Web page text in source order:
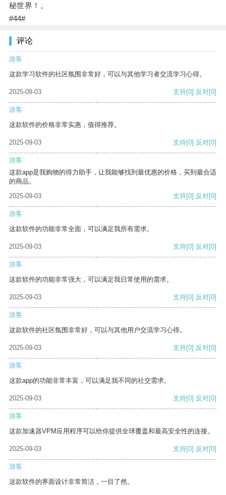
秘世界！。
#44#
评论
游客
这款学习软件的社区氛围非常好，可以与其他学习者交流学习心得。
2025-09-03 支持[0] 反对[0]
游客
这款软件的价格非常实惠，值得推荐。
2025-09-03 支持[0] 反对[0]
游客
这款app是我购物的得力助手，让我能够找到最优惠的价格，买到最合适
的商品。
2025-09-03
支持[0] 反对[0]
游客
这款软件的功能非常全面，可以满足我所有需求。
2025-09-03 支持[0] 反对[0]
游客
这款软件的功能非常强大，可以满足我日常使用的需求。
2025-09-03 支持[0] 反对[0]
游客
这款软件的社区氛围非常好，可以与其他用户交流学习心得。
2025-09-03 支持[0] 反对[0]
游客
这款app的功能非常丰富，可以满足我不同的社交需求。
2025-09-03 支持[0] 反对[0]
游客
这款加速器VPM应用程序可以给你提供全球覆盖和最高安全性的连接。
2025-09-03 支持[0] 反对[0]
游客
这款软件的界面设计非常简洁，一目了然。